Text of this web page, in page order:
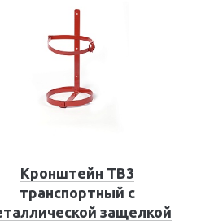
Кронштейн ТВ3
транспортный с
защелкой